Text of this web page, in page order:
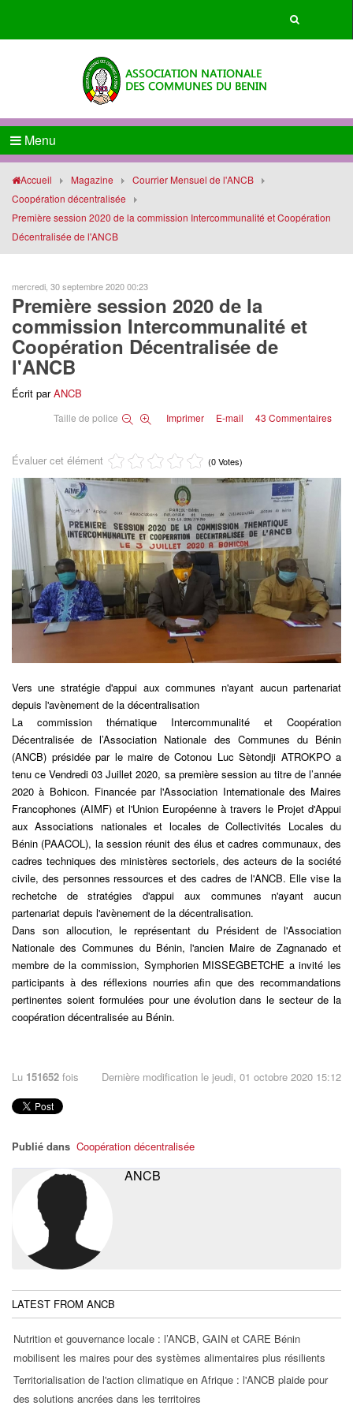
Menu
Accueil Magazine
Courrier Mensuel de l'ANCB
Coopération décentralisée
Première session 2020 de la commission Intercommunalité et Coopération
Décentralisée de l'ANCB
mercredi, 30 septembre 2020 00:23
Première session 2020 de la
commission Intercommunalité et
Coopération Décentralisée de
l'ANCB
Écrit parANCB
Taille de police Imprimer E-mail 43 Commentaires
Évaluer cet élément (0 Votes)
Vers une stratégie d'appui aux communes n'ayant aucun partenariat
depuis l'avènement de la décentralisation
La commission thématique Intercommunalité et Coopération
Décentralisée de l’Association Nationale des Communes du Bénin
(ANCB) présidée par le maire de Cotonou Luc Sètondji ATROKPO a
tenu ce Vendredi 03 Juillet 2020, sa première session au titre de l’année
2020 à Bohicon. Financée par l'Association Internationale des Maires
Francophones (AIMF) et l'Union Européenne à travers le Projet d'Appui
aux Associations nationales et locales de Collectivités Locales du
Bénin (PAACOL), la session réunit des élus et cadres communaux, des
cadres techniques des ministères sectoriels, des acteurs de la société
civile, des personnes ressources et des cadres de l'ANCB. Elle vise la
rechetche de stratégies d'appui aux communes n'ayant aucun
partenariat depuis l'avènement de la décentralisation.
Dans son allocution, le représentant du Président de l'Association
Nationale des Communes du Bénin, l'ancien Maire de Zagnanado et
membre de la commission, Symphorien MISSEGBETCHE a invité les
participants à des réflexions nourries afin que des recommandations
pertinentes soient formulées pour une évolution dans le secteur de la
coopération décentralisée au Bénin.
Lu 151652 fois Dernière modification le jeudi, 01 octobre 2020 15:12
Publié dans Coopération décentralisée
ANCB
LATEST FROM ANCB
Nutrition et gouvernance locale : l’ANCB, GAIN et CARE Bénin
mobilisent les maires pour des systèmes alimentaires plus résilients
Territorialisation de l'action climatique en Afrique : l'ANCB plaide pour
des solutions ancrées dans les territoires